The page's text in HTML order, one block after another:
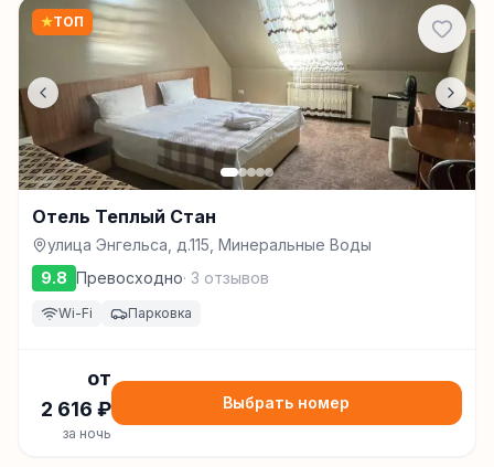
★ТОП
Отель Теплый Стан
улица Энгельса, д.115, Минеральные Воды
9.8 Превосходно· 3 отзывов
Wi-Fi Парковка
от
2 616 ₽
за ночь
Выбрать номер